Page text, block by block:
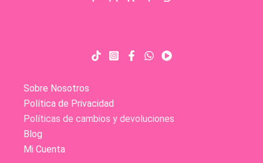
Sobre Nosotros
Política de Privacidad
Políticas de cambios y devoluciones
Blog
Mi Cuenta